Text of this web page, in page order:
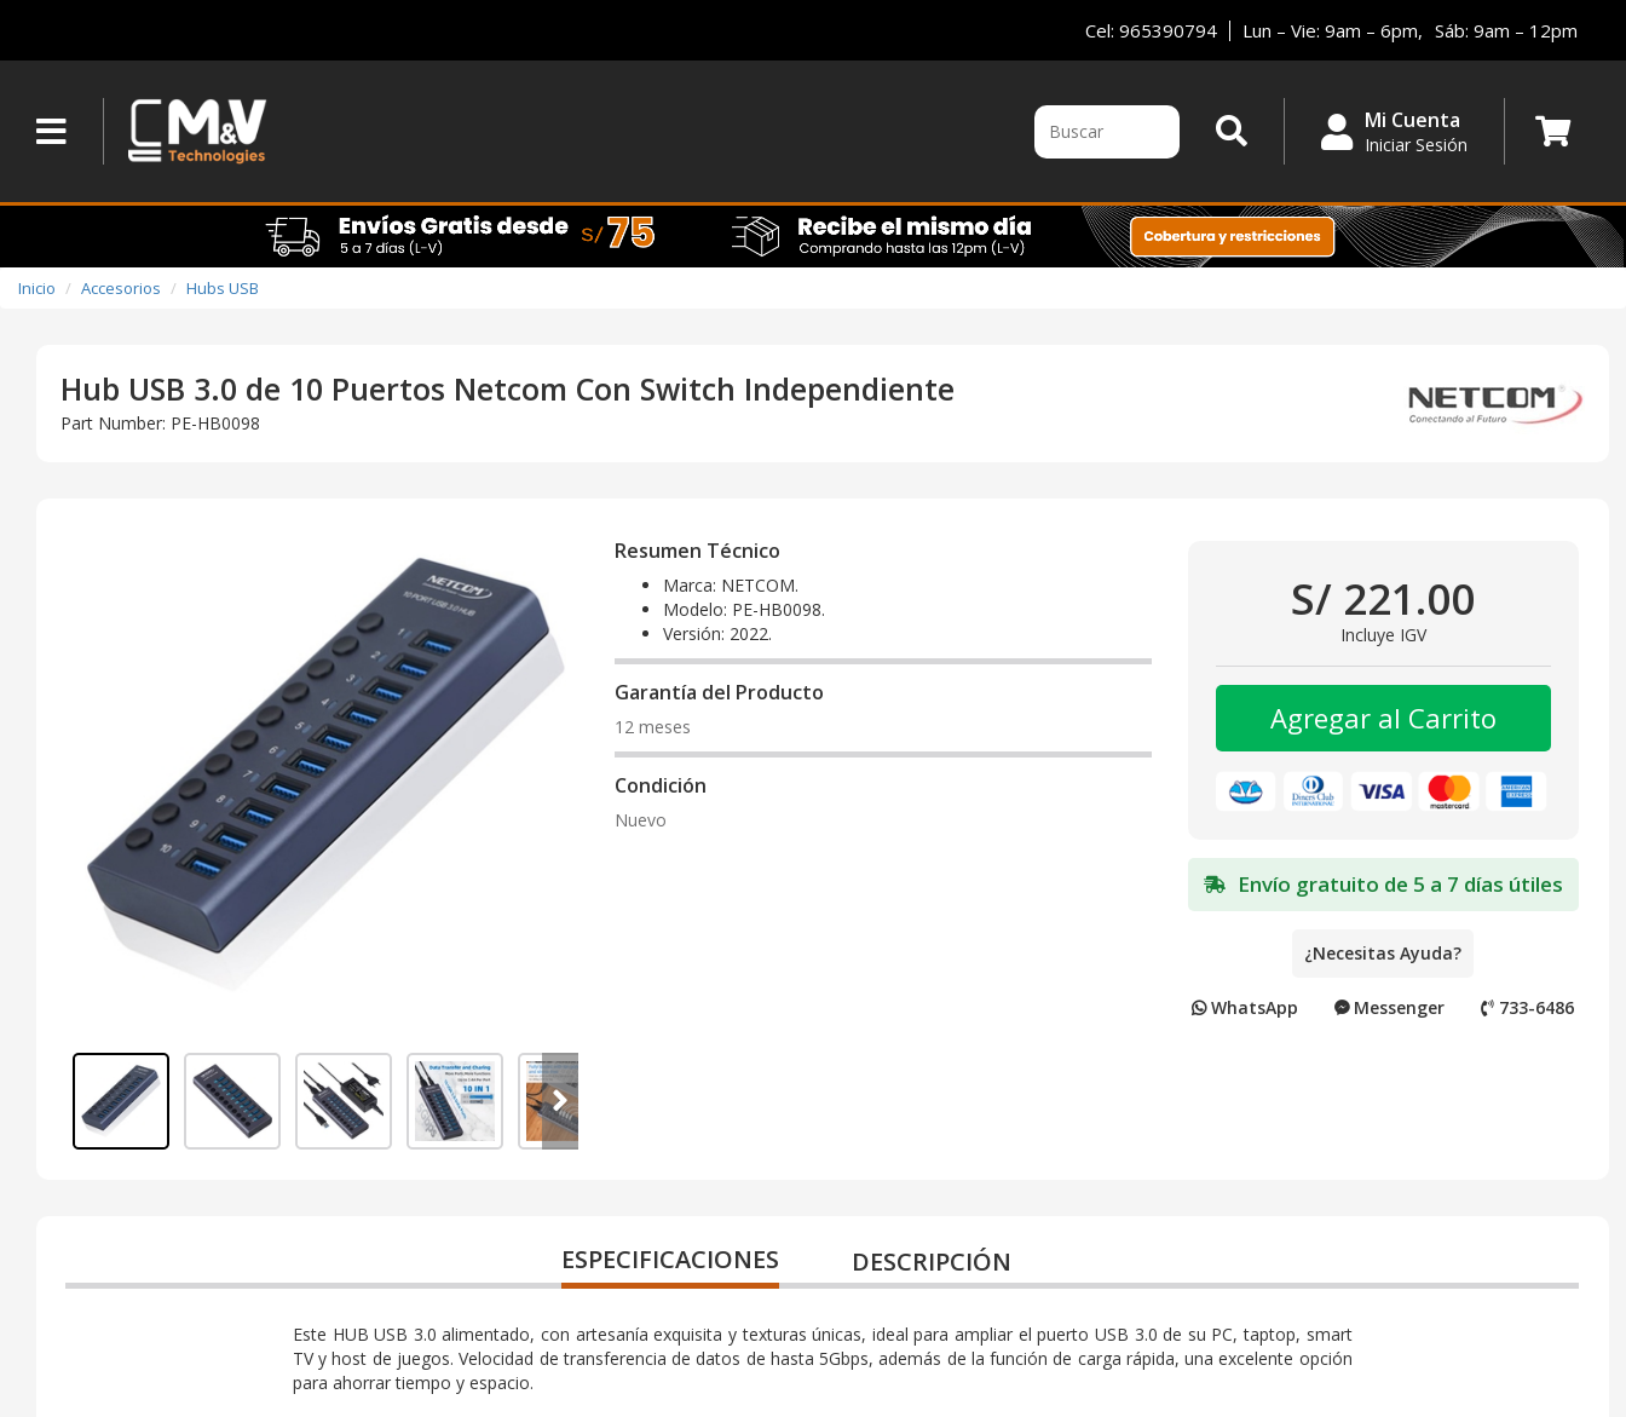
Cel: 965390794 Lun – Vie: 9am – 6pm, Sáb: 9am – 12pm
Mi Cuenta
Iniciar Sesión
Inicio Accesorios Hubs USB
Hub USB 3.0 de 10 Puertos Netcom Con Switch Independiente
Part Number: PE-HB0098
Resumen Técnico
Marca: NETCOM.
Modelo: PE-HB0098.
Versión: 2022.
Garantía del Producto
12 meses
Condición
Nuevo
S/ 221.00
Incluye IGV
Agregar al Carrito
Envío gratuito de 5 a 7 días útiles
¿Necesitas Ayuda?
WhatsApp Messenger 733-6486
ESPECIFICACIONES DESCRIPCIÓN
Este HUB USB 3.0 alimentado, con artesanía exquisita y texturas únicas, ideal para ampliar el puerto USB 3.0 de su PC, taptop, smart
TV y host de juegos. Velocidad de transferencia de datos de hasta 5Gbps, además de la función de carga rápida, una excelente opción
para ahorrar tiempo y espacio.